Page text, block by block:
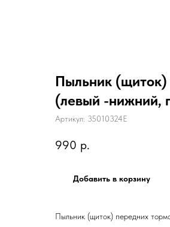
Пыльник (щиток)
(левый -нижний,
Артикул: 35010324E
990 р.
Добавить в корзину
Пыльник (щиток) передних